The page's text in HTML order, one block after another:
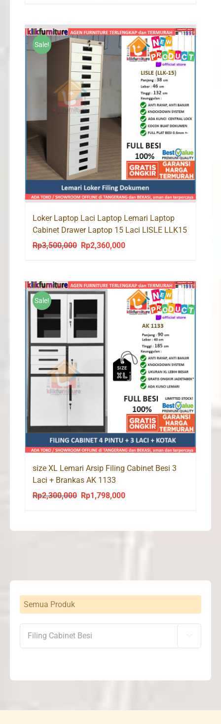
Rp1,350,000.Rp950,000.
Sale!
Loker Laptop Laci Laptop Lemari Laptop
Cabinet Drawer Laptop 15 Laci LISLE LLK15
Rp3,500,000
Original
Rp3,500,000.
Rp2,360,000Current
Rp2,360,000.
Sale!
size XL Lemari Arsip Filing Cabinet Besi 3
Laci + Brankas AK 1133
Rp2,300,000
Original
Rp1,798,000Current
Semua Produk
